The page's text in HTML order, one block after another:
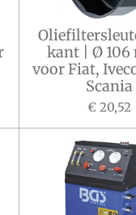
kant | Ø 106
voor Fiat,
Scania
€ 20,52